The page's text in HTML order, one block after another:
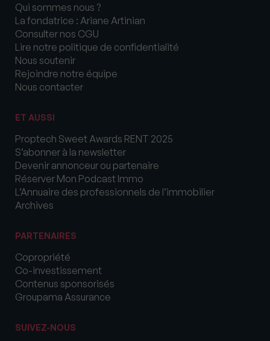
Qui sommes nous ?
La fondatrice : Ariane Artinian
Consulter nos CGU
Lire notre politique de confidentialité
Nous soutenir
Rejoindre notre équipe
Nous contacter
ET AUSSI
Proptech Sweet Awards RENT 2025
S’abonner à la newsletter
Devenir annonceur ou partenaire
Réserver Mon Podcast Immo
L’Annuaire des professionnels de l’immobilier
Archives
PARTENAIRES
Copropriété
Co-investissement
Contenus sponsorisés
Groupama Assurance
SUIVEZ-NOUS